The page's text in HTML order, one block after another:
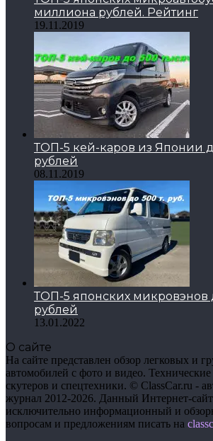
миллиона рублей. Рейтинг
19.11.2019
ТОП-5 кей-каров из Японии
рублей
08.11.2019
ТОП-5 японских микровэнов
рублей
13.01.2022
О сайте
На сайте представлен обзор легковых и
автомобилей с фото и видео. Технические
скутеров и спецтехники. © ClassCar.ru -
журнал 2012-2026. Данный Интернет-
исключительно информационный и
вопросам и предложениям писать на